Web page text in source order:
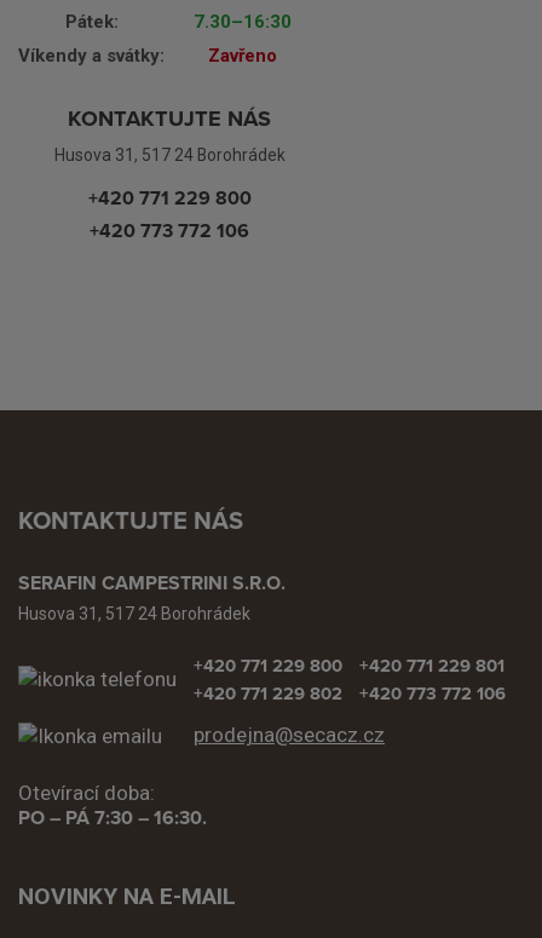
Pátek:
7.30–16:30
Víkendy a svátky:
Zavřeno
KONTAKTUJTE NÁS
Husova 31, 517 24 Borohrádek
+420 771 229 800
+420 773 772 106
KONTAKTUJTE NÁS
SERAFIN CAMPESTRINI S.R.O.
Husova 31, 517 24 Borohrádek
+420 771 229 800
+420 771 229 802
+420 771 229 801
+420 773 772 106
prodejna@secacz.cz
Otevírací doba:
PO – PÁ 7:30 – 16:30.
NOVINKY NA E-MAIL